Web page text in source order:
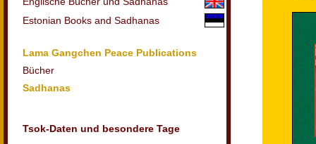
Estonian Books and Sadhanas
Lama Gangchen Peace Publications
Bücher
Sadhanas
Tsok-Daten und besondere Tage